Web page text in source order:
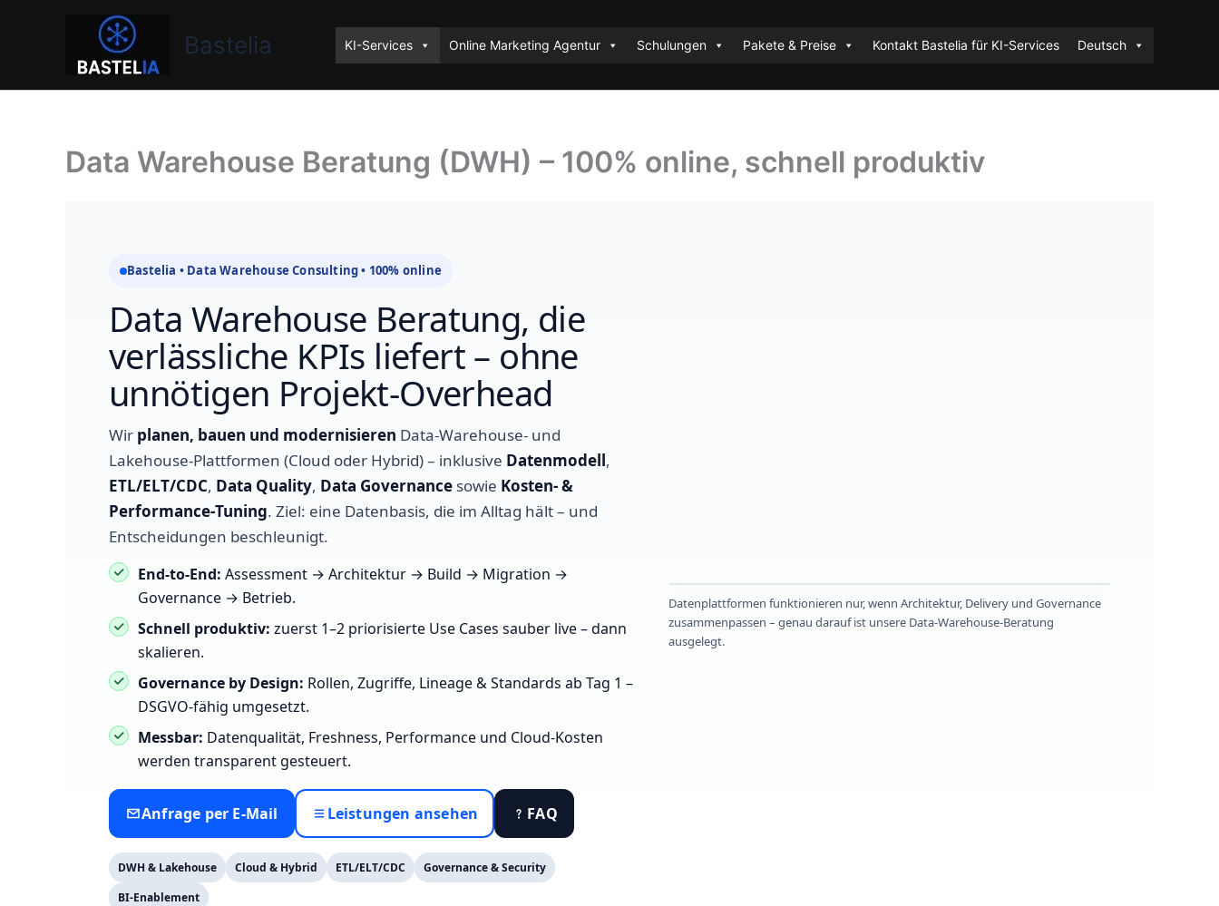
Bastelia
Bastelia KI-Services Online Marketing Agentur Schulungen Pakete & Preise Kontakt Bastelia für KI-Services Deutsch
Data Warehouse Beratung (DWH) – 100% online, schnell produktiv
Bastelia • Data Warehouse Consulting • 100% online
Data Warehouse Beratung, die
verlässliche KPIs liefert – ohne
unnötigen Projekt‑Overhead
Wir planen, bauen und modernisieren Data‑Warehouse‑ und
Lakehouse‑Plattformen (Cloud oder Hybrid) – inklusive Datenmodell,
ETL/ELT/CDC, Data Quality, Data Governance sowie Kosten‑ &
Performance‑Tuning. Ziel: eine Datenbasis, die im Alltag hält – und
Entscheidungen beschleunigt.
End‑to‑End: Assessment → Architektur → Build → Migration →
Governance → Betrieb.
Schnell produktiv: zuerst 1–2 priorisierte Use Cases sauber live – dann
skalieren.
Governance by Design: Rollen, Zugriffe, Lineage & Standards ab Tag 1 –
DSGVO‑fähig umgesetzt.
Messbar: Datenqualität, Freshness, Performance und Cloud‑Kosten
werden transparent gesteuert.
Anfrage per E‑Mail Leistungen ansehen FAQ
DWH & Lakehouse Cloud & Hybrid ETL/ELT/CDC
Governance & Security
BI‑Enablement
Datenplattformen funktionieren nur, wenn Architektur, Delivery und Governance
zusammenpassen – genau darauf ist unsere Data‑Warehouse‑Beratung
ausgelegt.